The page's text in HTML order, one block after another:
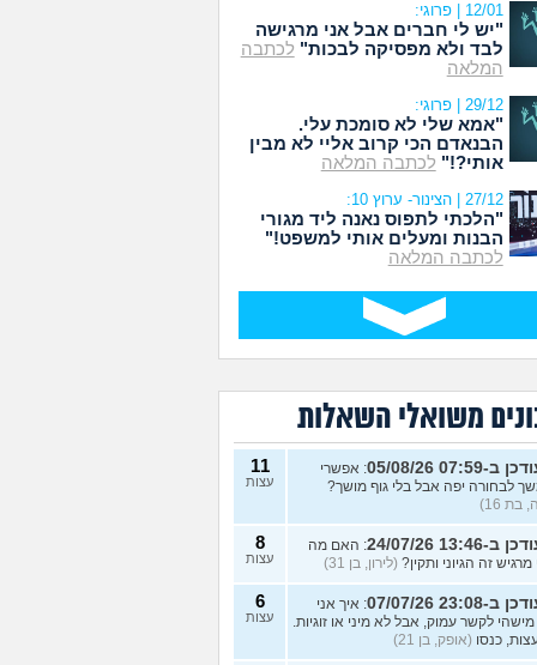
6 29/07/26
עצות מועד העלאה
29/07/26
את
6 29/07/26
מועד העלאה
8 29/07/26
מועד העלאה
2 29/07/26
29/07/26
29/07/26
29/07/26
מועד העלאה
עצות
29/07/26
מועד העלאה
12/01 | פרוגי:
"יש לי חברים אבל אני מרגישה
לבד ולא מפסיקה לבכות" לכתבה
המלאה
29/12 | פרוגי:
"אמא שלי לא סומכת עלי.
הבנאדם הכי קרוב אליי לא מבין
אותי?!" לכתבה המלאה
27/12 | הצינור- ערוץ 10:
"הלכתי לתפוס נאנה ליד מגורי
הבנות ומעלים אותי למשפט!"
לכתבה המלאה
משואלי השאלות
ב-07:59 05/08/26
: אפשרי
לבחורה יפה אבל בלי גוף מושך?
בת 16)
11
עצות
ב-13:46 24/07/26
: האם מה
זה הגיוני ותקין?(לירון, בן 31)
8
עצות
ב-23:08 07/07/26
: איך אני
מישהי לקשר עמוק, אבל לא מיני או זוגיות.
כנסו(אופק, בן 21)
6
עצות